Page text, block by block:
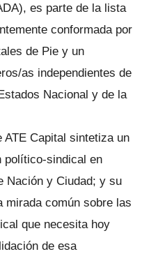
es parte de la lista
conformada por
de Pie y un
as independientes de
Nacional y de la
ATE Capital sintetiza un
político-sindical en
Nación y Ciudad; y su
mirada común sobre las
que necesita hoy
de esa